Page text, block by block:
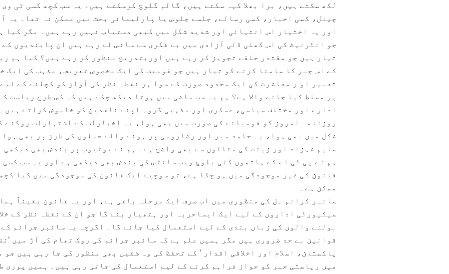
لکھ سکتے ہیں، برا بھلا کہہ سکتے ہیں، گالم گلوچ کرسکتے ہیں۔ یہ سب کچھ کسی ٹی وی
چینل، کسی اخبار، کسی رسالے، جلسے جلوس یا پارلیمانی بحث میں ممکن نہ تھا۔ یہ
اور یہ اختیار اس انتہائی اور شدید شکل میں کبھی دستیاب نہیں رہے ہیں۔ مگر کیا
جو انٹرنیٹ کی اس کھلی ڈلی آزادی میں بے فکری سے سانس لے رہے ہیں ان پابندیوں کے
تیار ہیں جو مقتدر حلقے تجویز کر رہے ہیں اوربتدریج منظور کر رہے ہیں؟ کیا ہم
کے اس جبر کا سامنا کرنے کو تیار ہیں جو قومیت کی ایک مخصوص تعریف، مذہب کی ایک
تعبیر او ر معاشرت کی ایک محدود صورت کے سوا ہر نقطہ نظر کی آواز کو کچلنے کے لیے
پر مسلط کیا جانے والا ہے؟ ہم یہ سب ماضی میں ہوتا دیکھ چکے ہیں کہ کس طرح ریاست
ادارے اور مختلف سیاسی، عسکری اور مذہبی گروہ اپنے ناقدین کو خاموش کراتے ہیں۔
روزنامہ امروز کو قومیانے کی صورت میں بھی ہوا، یہ اخبارات کے اشتہارات روکنے
شکل میں بھی ہوا، یہ حامد میر اور رضارومی پر ہونے والے حملوں کی طرز پر بھی
سلیم شہزاد اور زینت کی مثالوں سے بھی واضح ہے۔ ہم نے یوٹیوب پر بندش بھی دیکھی
ہم نے پی ٹی اے کے ہاتھوں کئی بلوچ ویب سائٹس کی بندش بھی دیکھی ہے اور یہ سب کسی
قانون کی غیر موجودگی میں ہو چکا ہے، تو سوچیے ایک قانون کی موجودگی میں کیا کچھ
ممکن ہے۔
سائبر کرائم بل کی منظوری میں اب صرف ایک مرحلہ باقی ہے، اور یہ قانون یقیناً
سیکیورٹی اداروں کے لیے ایک ایساحربہ اور ہتھیار بنے گا جو ان کے نقطہ نظر کے
بولنے والوں کی زباں بندی کے لیے استعمال کیا جائے گا۔ اگرچہ یہ سائبر جرائم
قوانین بے حد ضروری ہیں مگر ہمیں علم ہے کہ سائبر جرائم کی روک تھام کی آڑ میں
پاکستان، اسلام اور اخلاقی اقدار ‘ کے تحفظ کی وہ شقیں بھی منظور کی جا رہی ہیں جو
میں ریاستی جبر کو جواز فراہم کرنے کے لیے استعمال کی جاتی رہی ہیں۔ ہمیں پوری